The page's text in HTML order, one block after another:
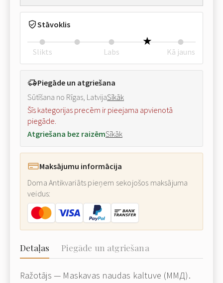
Stāvoklis
Slikts Labs Kā jauns
Piegāde un atgriešana
Sūtīšana no Rīgas, LatvijaSīkāk
Šīs kategorijas precēm ir pieejama apvienotā
piegāde.
Atgriešana bez raizēmSīkāk
Maksājumu informācija
Doma Antikvariāts pieņem sekojošos maksājuma
veidus:
Detaļas Piegāde un atgriešana
Ražotājs — Maskavas naudas kaltuve (ММД).